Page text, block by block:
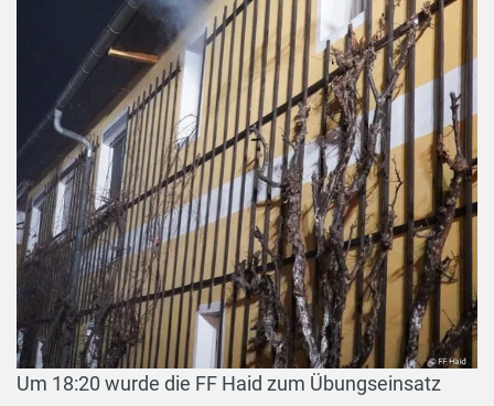
Um 18:20 wurde die FF Haid zum Übungseinsatz